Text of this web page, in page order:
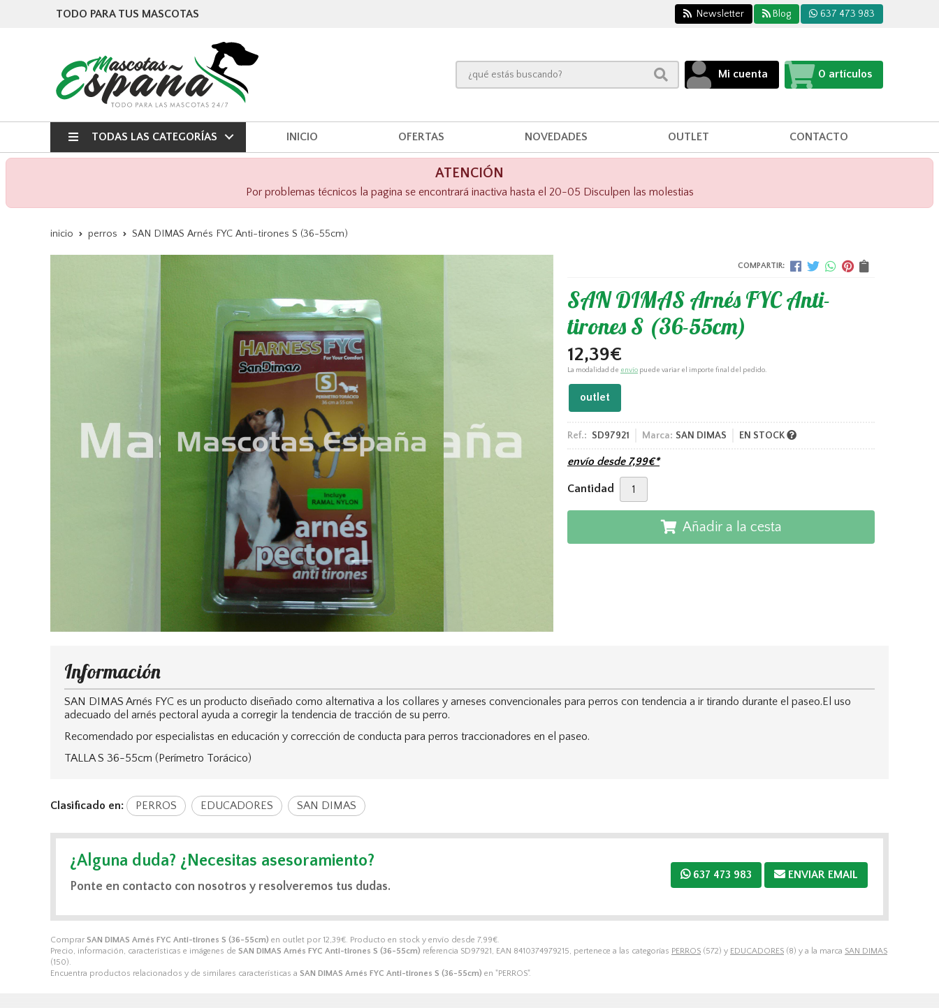
TODO PARA TUS MASCOTAS Newsletter Blog 637 473 983
Mi cuenta 0 artículos
TODAS LAS CATEGORÍAS INICIO OFERTAS NOVEDADES OUTLET CONTACTO
ATENCIÓN
Por problemas técnicos la pagina se encontrará inactiva hasta el 20-05 Disculpen las molestias
inicio perros SAN DIMAS Arnés FYC Anti-tirones S (36-55cm)
COMPARTIR:
SAN DIMAS Arnés FYC Anti-
tirones S (36-55cm)
12,39€
La modalidad de envío puede variar el importe final del pedido.
outlet
Ref.: SD97921 Marca: SAN DIMAS EN STOCK
envío desde 7,99€*
Cantidad
Añadir a la cesta
Comprar SAN DIMAS Arnés FYC Anti-tirones S (36-55cm) en outlet por 12,39€. Producto en stock y envío desde 7,99€.
Precio, información, características e imágenes de SAN DIMAS Arnés FYC Anti-tirones S (36-55cm) referencia SD97921, EAN 8410374979215, pertenece a las categorías PERROS (572) y EDUCADORES (8) y a la marca SAN DIMAS
(150).
Encuentra productos relacionados y de similares características a SAN DIMAS Arnés FYC Anti-tirones S (36-55cm) en "PERROS".
Información
SAN DIMAS Arnés FYC es un producto diseñado como alternativa a los collares y arneses convencionales para perros con tendencia a ir tirando durante el paseo.El uso
adecuado del arnés pectoral ayuda a corregir la tendencia de tracción de su perro.
Recomendado por especialistas en educación y corrección de conducta para perros traccionadores en el paseo.
TALLA S 36-55cm (Perímetro Torácico)
Clasificado en: PERROS EDUCADORES SAN DIMAS
¿Alguna duda? ¿Necesitas asesoramiento?
Ponte en contacto con nosotros y resolveremos tus dudas.
637 473 983 ENVIAR EMAIL